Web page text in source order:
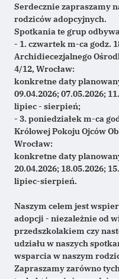
Serdecznie zapraszamy
rodziców adopcyjnych.
Spotkania te grup
- 1. czwartek m-ca godz.
Archidiecezjalnego
4/12, Wrocław:
konkretne daty
09.04.2026; 07.05.2026;
lipiec - sierpień;
- 3. poniedziałek m-ca
Królowej Pokoju Ojców
Wrocław:
konkretne daty
20.04.2026; 18.05.2026;
lipiec-sierpień.
Naszym celem jest
adopcji - niezależnie od
przedszkolakiem czy
udziału w naszych
wsparcia w naszym
Zapraszamy zarówno